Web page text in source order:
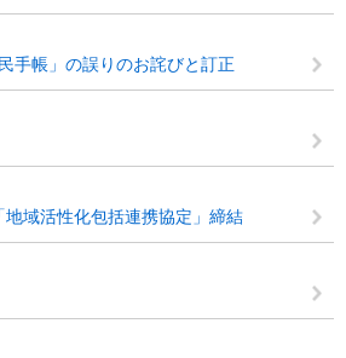
手帳」の誤りのお詫びと訂正
地域活性化包括連携協定」締結